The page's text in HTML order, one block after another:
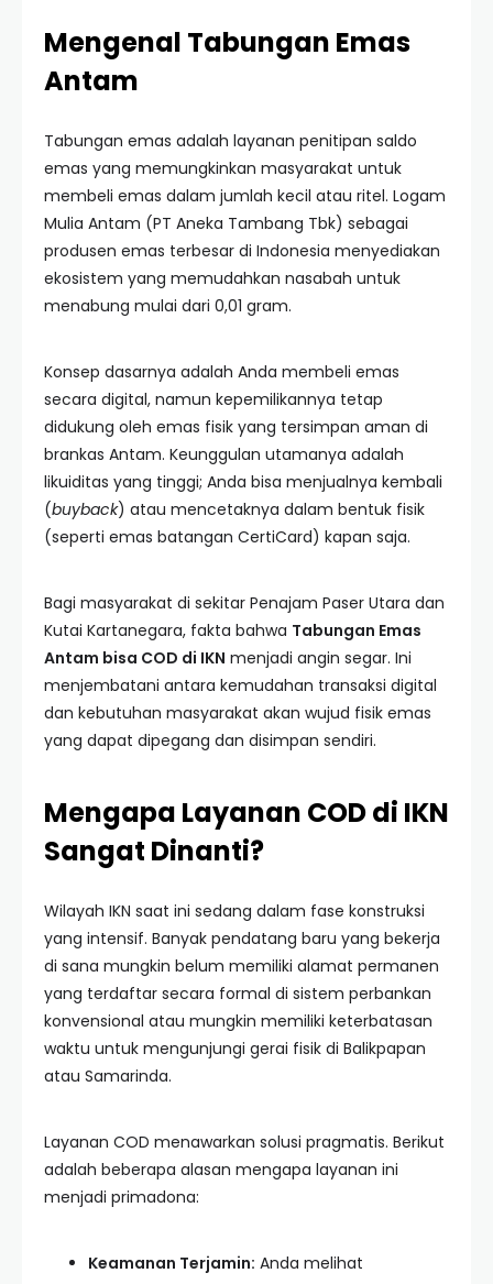
Mengenal Tabungan Emas
Antam
Tabungan emas adalah layanan penitipan saldo
emas yang memungkinkan masyarakat untuk
membeli emas dalam jumlah kecil atau ritel. Logam
Mulia Antam (PT Aneka Tambang Tbk) sebagai
produsen emas terbesar di Indonesia menyediakan
ekosistem yang memudahkan nasabah untuk
menabung mulai dari 0,01 gram.
Konsep dasarnya adalah Anda membeli emas
secara digital, namun kepemilikannya tetap
didukung oleh emas fisik yang tersimpan aman di
brankas Antam. Keunggulan utamanya adalah
likuiditas yang tinggi; Anda bisa menjualnya kembali
(buyback) atau mencetaknya dalam bentuk fisik
(seperti emas batangan CertiCard) kapan saja.
Bagi masyarakat di sekitar Penajam Paser Utara dan
Kutai Kartanegara, fakta bahwa Tabungan Emas
Antam bisa COD di IKN menjadi angin segar. Ini
menjembatani antara kemudahan transaksi digital
dan kebutuhan masyarakat akan wujud fisik emas
yang dapat dipegang dan disimpan sendiri.
Mengapa Layanan COD di IKN
Sangat Dinanti?
Wilayah IKN saat ini sedang dalam fase konstruksi
yang intensif. Banyak pendatang baru yang bekerja
di sana mungkin belum memiliki alamat permanen
yang terdaftar secara formal di sistem perbankan
konvensional atau mungkin memiliki keterbatasan
waktu untuk mengunjungi gerai fisik di Balikpapan
atau Samarinda.
Layanan COD menawarkan solusi pragmatis. Berikut
adalah beberapa alasan mengapa layanan ini
menjadi primadona:
Keamanan Terjamin: Anda melihat